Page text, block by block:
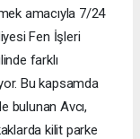
amacıyla 7/24
Fen İşleri
farklı
Bu kapsamda
bulunan Avcı,
kilit parke